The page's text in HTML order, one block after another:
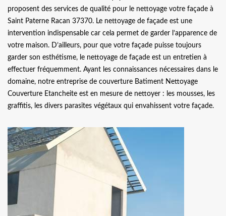
proposent des services de qualité pour le nettoyage votre façade à
Saint Paterne Racan 37370. Le nettoyage de façade est une
intervention indispensable car cela permet de garder l’apparence de
votre maison. D’ailleurs, pour que votre façade puisse toujours
garder son esthétisme, le nettoyage de façade est un entretien à
effectuer fréquemment. Ayant les connaissances nécessaires dans le
domaine, notre entreprise de couverture Batiment Nettoyage
Couverture Etancheite est en mesure de nettoyer : les mousses, les
graffitis, les divers parasites végétaux qui envahissent votre façade.